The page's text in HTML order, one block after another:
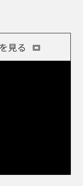
見る